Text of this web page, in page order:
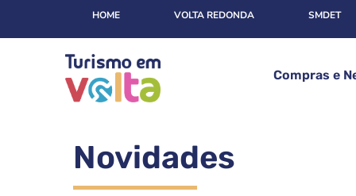
HOME VOLTA REDONDA SMDET
Compras e
Novidades